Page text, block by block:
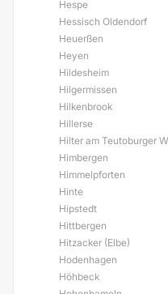
Hespe
Hessisch Oldendorf
Heuerßen
Heyen
Hildesheim
Hilgermissen
Hilkenbrook
Hillerse
Hilter am Teutoburger
Himbergen
Himmelpforten
Hinte
Hipstedt
Hittbergen
Hitzacker (Elbe)
Hodenhagen
Höhbeck